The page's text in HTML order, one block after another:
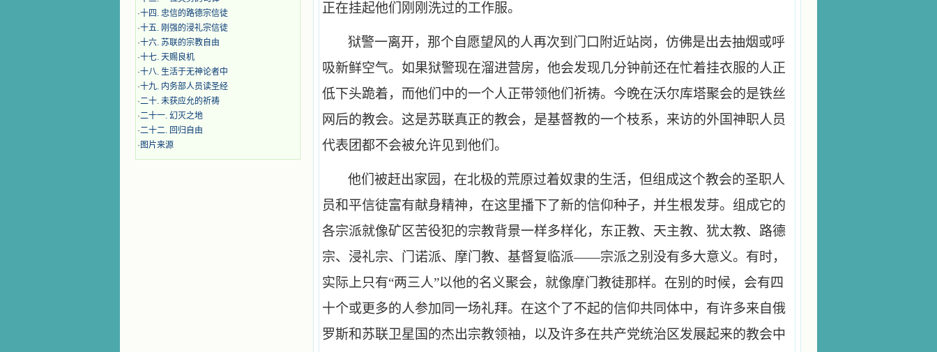
·十四. 忠信的路德宗信徒
·十五. 刚强的浸礼宗信徒
·十六. 苏联的宗教自由
·十七. 天赐良机
·十八. 生活于无神论者中
·十九. 内务部人员读圣经
·二十. 未获应允的祈祷
·二十一. 幻灭之地
·二十二. 回归自由
·图片来源
正在挂起他们刚刚洗过的工作服。
狱警一离开，那个自愿望风的人再次到门口附近站岗，仿佛是出去抽烟或呼
吸新鲜空气。如果狱警现在溜进营房，他会发现几分钟前还在忙着挂衣服的人正
低下头跪着，而他们中的一个人正带领他们祈祷。今晚在沃尔库塔聚会的是铁丝
网后的教会。这是苏联真正的教会，是基督教的一个枝系，来访的外国神职人员
代表团都不会被允许见到他们。
他们被赶出家园，在北极的荒原过着奴隶的生活，但组成这个教会的圣职人
员和平信徒富有献身精神，在这里播下了新的信仰种子，并生根发芽。组成它的
各宗派就像矿区苦役犯的宗教背景一样多样化，东正教、天主教、犹太教、路德
宗、浸礼宗、门诺派、摩门教、基督复临派——宗派之别没有多大意义。有时，
实际上只有“两三人”以他的名义聚会，就像摩门教徒那样。在别的时候，会有四
十个或更多的人参加同一场礼拜。在这个了不起的信仰共同体中，有许多来自俄
罗斯和苏联卫星国的杰出宗教领袖，以及许多在共产党统治区发展起来的教会中